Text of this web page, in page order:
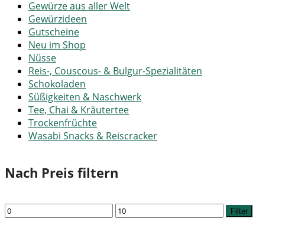
Gewürze aus aller Welt
Gewürzideen
Gutscheine
Neu im Shop
Nüsse
Reis-, Couscous- & Bulgur-Spezialitäten
Schokoladen
Süßigkeiten & Naschwerk
Tee, Chai & Kräutertee
Trockenfrüchte
Wasabi Snacks & Reiscracker
Nach Preis filtern
Min.
Max.
Filter